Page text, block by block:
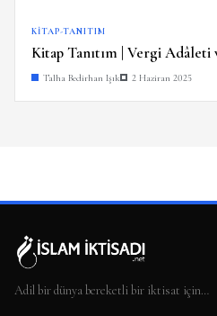
KITAP-TANITIM
Kitap Tanıtım | Vergi Adâleti
Talha Bedirhan Işık 2 Haziran 2025
Adil bir dünya bereketli bir iktisat için…